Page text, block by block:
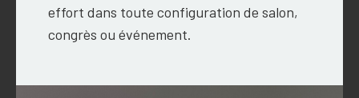
effort dans toute configuration de salon,
congrès ou événement.